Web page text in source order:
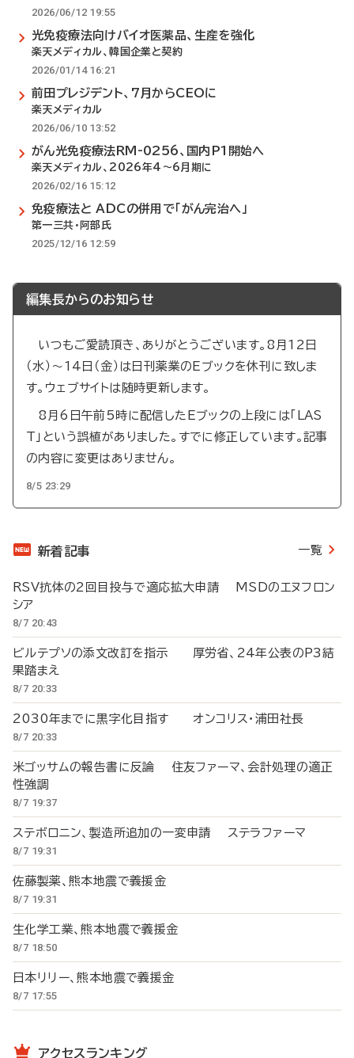
2026/06/12 19:55
光免疫療法向けバイオ医薬品、生産を強化
楽天メディカル、韓国企業と契約
2026/01/14 16:21
前田プレジデント、7月からCEOに
楽天メディカル
2026/06/10 13:52
がん光免疫療法RM-0256、国内P1開始へ
楽天メディカル、2026年4～6月期に
2026/02/16 15:12
免疫療法と ADCの併用で「がん完治へ」
第一三共・阿部氏
2025/12/16 12:59
編集長からのお知らせ
いつもご愛読頂き、ありがとうございます。8月12日
（水）～14日（金）は日刊薬業のEブックを休刊に致しま
す。ウェブサイトは随時更新します。
8月6日午前5時に配信したEブックの上段には「LAS
T」という誤植がありました。すでに修正しています。記事
の内容に変更はありません。
8/5 23:29
新着記事 一覧
RSV抗体の2回目投与で適応拡大申請 MSDのエヌフロン
シア
8/7 20:43
ビルテプソの添文改訂を指示 厚労省、24年公表のP3結
果踏まえ
8/7 20:33
2030年までに黒字化目指す オンコリス・浦田社長
8/7 20:33
米ゴッサムの報告書に反論 住友ファーマ、会計処理の適正
性強調
8/7 19:37
ステボロニン、製造所追加の一変申請 ステラファーマ
8/7 19:31
佐藤製薬、熊本地震で義援金
8/7 19:31
生化学工業、熊本地震で義援金
8/7 18:50
日本リリー、熊本地震で義援金
8/7 17:55
アクセスランキング